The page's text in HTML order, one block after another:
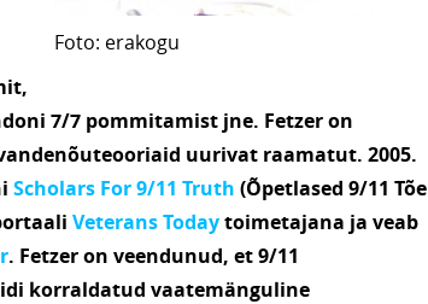
Foto: erakogu
7/7 pommitamist jne. Fetzer on
uurivat raamatut. 2005.
Scholars For 9/11 Truth (Õpetlased 9/11 Tõe
Veterans Todaytoimetajana ja veab
. Fetzer on veendunud, et 9/11
korraldatud vaatemänguline